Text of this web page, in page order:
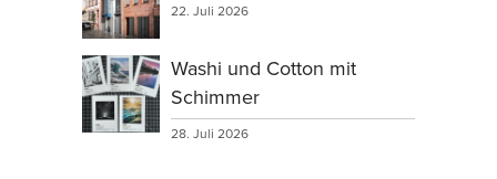
22. Juli 2026
Washi und Cotton mit
Schimmer
28. Juli 2026